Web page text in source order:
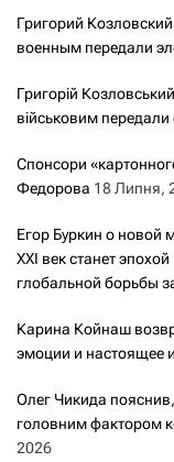
Григорий
военным передали
Григорій
військовим передали
Спонсори
Федорова 18 Липня,
Егор Буркин о новой
XXI век станет
глобальной борьбы
Карина Койнаш
эмоции и настоящее
Олег Чикида пояснив,
головним фактором
2026